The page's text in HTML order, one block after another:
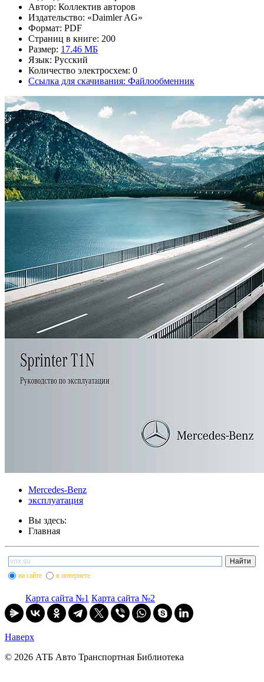
Автор: Коллектив авторов
Издательство: «Daimler AG»
Формат: PDF
Страниц в книге: 200
Размер: 17.46 МБ
Язык: Русский
Количество электросхем: 0
Ссылка для скачивания: Файлообменник
Mercedes-Benz
эксплуатация
Вы здесь:
Главная
на сайте в интернете
Карта сайта №1 Карта сайта №2
Наверх
© 2026 АТБ Авто Транспортная Библиотека